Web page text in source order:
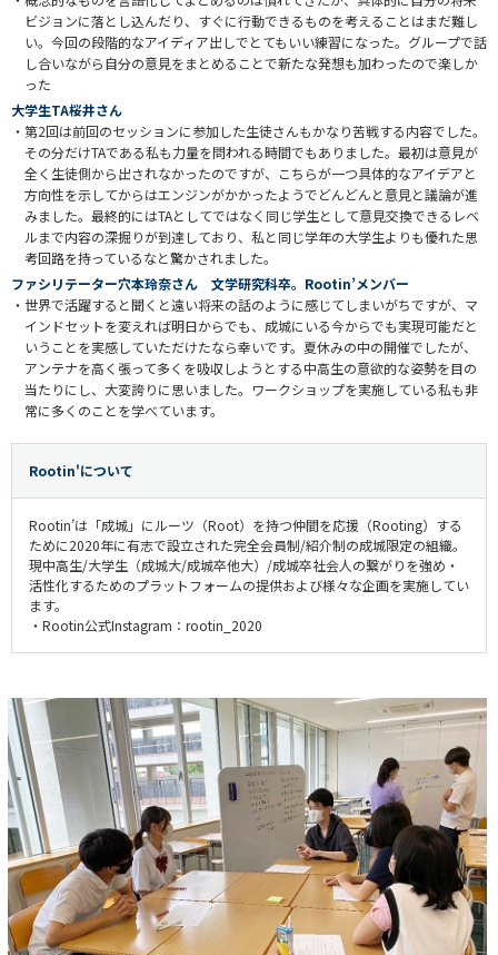
ビジョンに落とし込んだり、すぐに行動できるものを考えることはまだ難し
い。今回の段階的なアイディア出しでとてもいい練習になった。グループで話
し合いながら自分の意見をまとめることで新たな発想も加わったので楽しか
った
大学生TA桜井さん
・ 第2回は前回のセッションに参加した生徒さんもかなり苦戦する内容でした。
その分だけTAである私も力量を問われる時間でもありました。最初は意見が
全く生徒側から出されなかったのですが、こちらが一つ具体的なアイデアと
方向性を示してからはエンジンがかかったようでどんどんと意見と議論が進
みました。最終的にはTAとしてではなく同じ学生として意見交換できるレベ
ルまで内容の深掘りが到達しており、私と同じ学年の大学生よりも優れた思
考回路を持っているなと驚かされました。
ファシリテーター穴本玲奈さん 文学研究科卒。Rootin’メンバー
・ 世界で活躍すると聞くと遠い将来の話のように感じてしまいがちですが、マ
インドセットを変えれば明日からでも、成城にいる今からでも実現可能だと
いうことを実感していただけたなら幸いです。夏休みの中の開催でしたが、
アンテナを高く張って多くを吸収しようとする中高生の意欲的な姿勢を目の
当たりにし、大変誇りに思いました。ワークショップを実施している私も非
常に多くのことを学べています。
Rootin'について
Rootin’は「成城」にルーツ（Root）を持つ仲間を応援（Rooting）する
ために2020年に有志で設立された完全会員制/紹介制の成城限定の組織。
現中高生/大学生（成城大/成城卒他大）/成城卒社会人の繋がりを強め・
活性化するためのプラットフォームの提供および様々な企画を実施してい
ます。
・Rootin公式Instagram：rootin_2020